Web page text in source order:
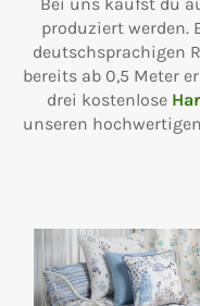
produziert werden.
deutschsprachigen
bereits ab 0,5 Meter
drei kostenlose
unseren